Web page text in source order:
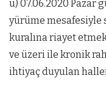
u) 07.06.2020 Pazar
yürüme mesafesiyle
kuralına riayet
ve üzeri ile kronik
ihtiyaç duyulan